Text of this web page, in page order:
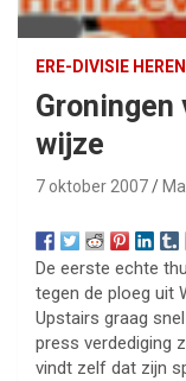
ERE-DIVISIE HEREN
wijze
7 oktober 2007
De eerste echte
tegen de ploeg uit
Upstairs graag
press verdediging
vindt zelf dat zijn